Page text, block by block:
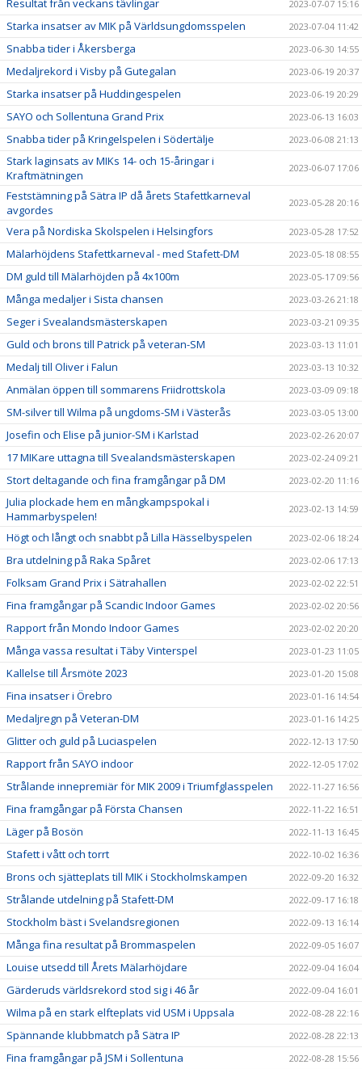
Resultat från veckans tävlingar 2023-07-07 15:16
Starka insatser av MIK på Världsungdomsspelen 2023-07-04 11:42
Snabba tider i Åkersberga 2023-06-30 14:55
Medaljrekord i Visby på Gutegalan 2023-06-19 20:37
Starka insatser på Huddingespelen 2023-06-19 20:29
SAYO och Sollentuna Grand Prix 2023-06-13 16:03
Snabba tider på Kringelspelen i Södertälje 2023-06-08 21:13
Stark laginsats av MIKs 14- och 15-åringar i
Kraftmätningen
2023-06-07 17:06
Feststämning på Sätra IP då årets Stafettkarneval
avgordes
2023-05-28 20:16
Vera på Nordiska Skolspelen i Helsingfors 2023-05-28 17:52
Mälarhöjdens Stafettkarneval - med Stafett-DM 2023-05-18 08:55
DM guld till Mälarhöjden på 4x100m 2023-05-17 09:56
Många medaljer i Sista chansen 2023-03-26 21:18
Seger i Svealandsmästerskapen 2023-03-21 09:35
Guld och brons till Patrick på veteran-SM 2023-03-13 11:01
Medalj till Oliver i Falun 2023-03-13 10:32
Anmälan öppen till sommarens Friidrottskola 2023-03-09 09:18
SM-silver till Wilma på ungdoms-SM i Västerås 2023-03-05 13:00
Josefin och Elise på junior-SM i Karlstad 2023-02-26 20:07
17 MIKare uttagna till Svealandsmästerskapen 2023-02-24 09:21
Stort deltagande och fina framgångar på DM 2023-02-20 11:16
Julia plockade hem en mångkampspokal i
Hammarbyspelen!
2023-02-13 14:59
Högt och långt och snabbt på Lilla Hässelbyspelen 2023-02-06 18:24
Bra utdelning på Raka Spåret 2023-02-06 17:13
Folksam Grand Prix i Sätrahallen 2023-02-02 22:51
Fina framgångar på Scandic Indoor Games 2023-02-02 20:56
Rapport från Mondo Indoor Games 2023-02-02 20:20
Många vassa resultat i Täby Vinterspel 2023-01-23 11:05
Kallelse till Årsmöte 2023 2023-01-20 15:08
Fina insatser i Örebro 2023-01-16 14:54
Medaljregn på Veteran-DM 2023-01-16 14:25
Glitter och guld på Luciaspelen 2022-12-13 17:50
Rapport från SAYO indoor 2022-12-05 17:02
Strålande innepremiär för MIK 2009 i Triumfglasspelen 2022-11-27 16:56
Fina framgångar på Första Chansen 2022-11-22 16:51
Läger på Bosön 2022-11-13 16:45
Stafett i vått och torrt 2022-10-02 16:36
Brons och sjätteplats till MIK i Stockholmskampen 2022-09-20 16:32
Strålande utdelning på Stafett-DM 2022-09-17 16:18
Stockholm bäst i Svelandsregionen 2022-09-13 16:14
Många fina resultat på Brommaspelen 2022-09-05 16:07
Louise utsedd till Årets Mälarhöjdare 2022-09-04 16:04
Gärderuds världsrekord stod sig i 46 år 2022-09-04 16:01
Wilma på en stark elfteplats vid USM i Uppsala 2022-08-28 22:16
Spännande klubbmatch på Sätra IP 2022-08-28 22:13
Fina framgångar på JSM i Sollentuna 2022-08-28 15:56